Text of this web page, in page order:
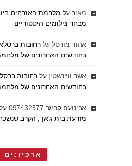
מאיר על
מבחר צילומים היסטוריים
אהוד מורסל על רחובות
בחודשים האחרונים של
אשר וויינשטין על רחובות
בחודשים האחרונים של
אבינועם קריגר 097432577 על
מזרעת בית ג'אן , הקרב
ארכיונים